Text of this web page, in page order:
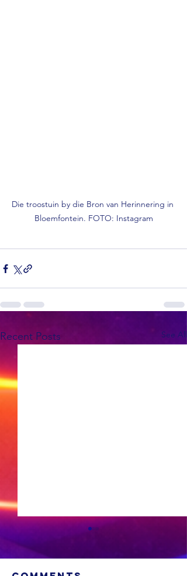
Die troostuin by die Bron van Herinnering in
Bloemfontein. FOTO: Instagram
Recent Posts See All